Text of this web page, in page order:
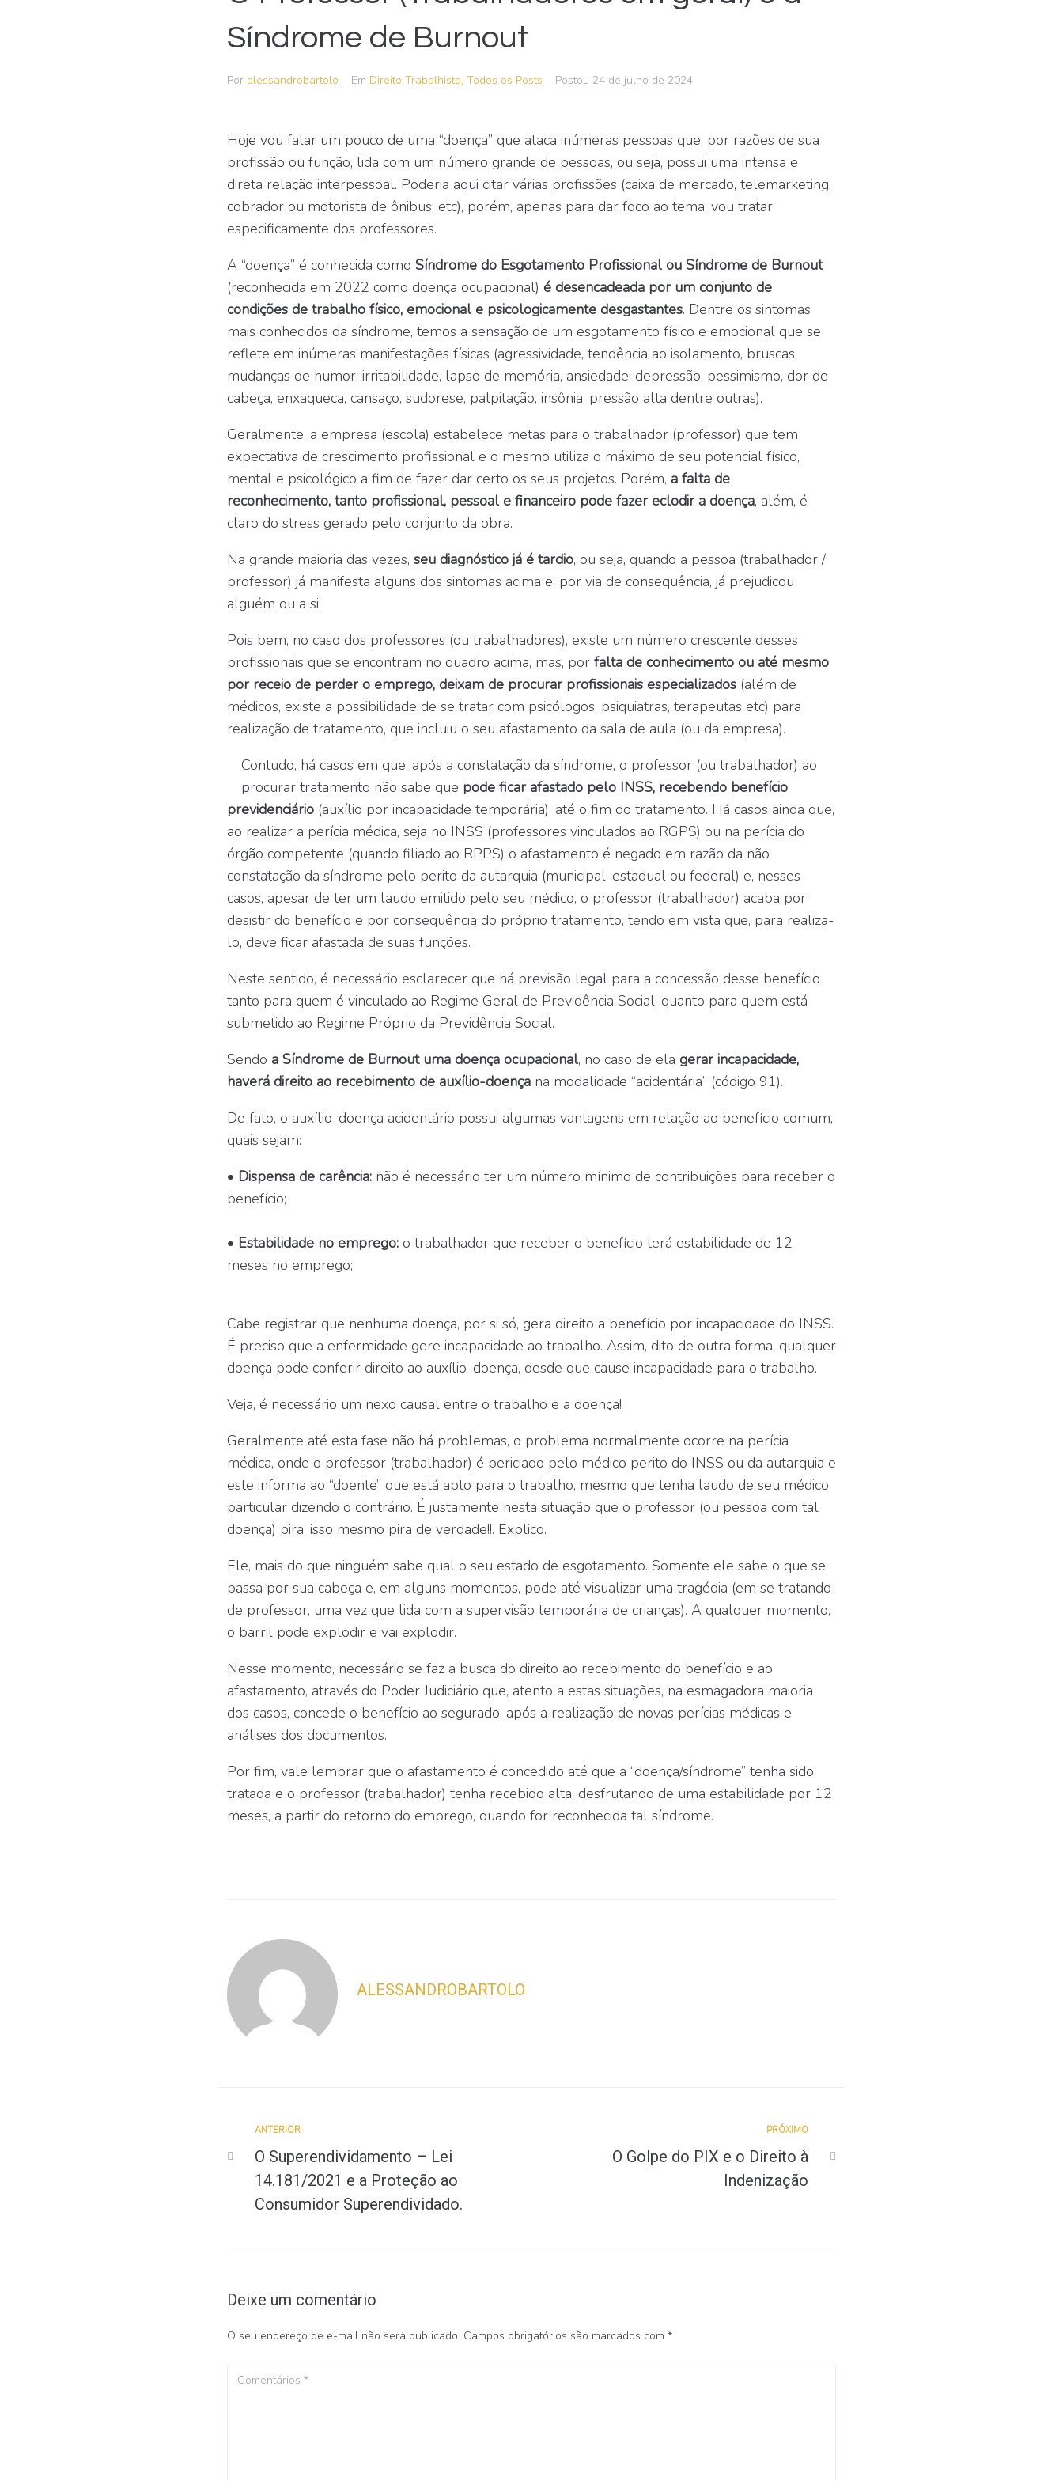
Síndrome de Burnout
Por alessandrobartolo Em Direito Trabalhista, Todos os Posts Postou 24 de julho de 2024
Hoje vou falar um pouco de uma “doença” que ataca inúmeras pessoas que, por razões de sua
profissão ou função, lida com um número grande de pessoas, ou seja, possui uma intensa e
direta relação interpessoal. Poderia aqui citar várias profissões (caixa de mercado, telemarketing,
cobrador ou motorista de ônibus, etc), porém, apenas para dar foco ao tema, vou tratar
especificamente dos professores.
A “doença” é conhecida como Síndrome do Esgotamento Profissional ou Síndrome de Burnout
(reconhecida em 2022 como doença ocupacional) é desencadeada por um conjunto de
condições de trabalho físico, emocional e psicologicamente desgastantes. Dentre os sintomas
mais conhecidos da síndrome, temos a sensação de um esgotamento físico e emocional que se
reflete em inúmeras manifestações físicas (agressividade, tendência ao isolamento, bruscas
mudanças de humor, irritabilidade, lapso de memória, ansiedade, depressão, pessimismo, dor de
cabeça, enxaqueca, cansaço, sudorese, palpitação, insônia, pressão alta dentre outras).
Geralmente, a empresa (escola) estabelece metas para o trabalhador (professor) que tem
expectativa de crescimento profissional e o mesmo utiliza o máximo de seu potencial físico,
mental e psicológico a fim de fazer dar certo os seus projetos. Porém, a falta de
reconhecimento, tanto profissional, pessoal e financeiro pode fazer eclodir a doença, além, é
claro do stress gerado pelo conjunto da obra.
Na grande maioria das vezes, seu diagnóstico já é tardio, ou seja, quando a pessoa (trabalhador /
professor) já manifesta alguns dos sintomas acima e, por via de consequência, já prejudicou
alguém ou a si.
Pois bem, no caso dos professores (ou trabalhadores), existe um número crescente desses
profissionais que se encontram no quadro acima, mas, por falta de conhecimento ou até mesmo
por receio de perder o emprego, deixam de procurar profissionais especializados (além de
médicos, existe a possibilidade de se tratar com psicólogos, psiquiatras, terapeutas etc) para
realização de tratamento, que incluiu o seu afastamento da sala de aula (ou da empresa).
Contudo, há casos em que, após a constatação da síndrome, o professor (ou trabalhador) ao
procurar tratamento não sabe que pode ficar afastado pelo INSS, recebendo benefício
previdenciário (auxílio por incapacidade temporária), até o fim do tratamento. Há casos ainda que,
ao realizar a perícia médica, seja no INSS (professores vinculados ao RGPS) ou na perícia do
órgão competente (quando filiado ao RPPS) o afastamento é negado em razão da não
constatação da síndrome pelo perito da autarquia (municipal, estadual ou federal) e, nesses
casos, apesar de ter um laudo emitido pelo seu médico, o professor (trabalhador) acaba por
desistir do benefício e por consequência do próprio tratamento, tendo em vista que, para realiza-
lo, deve ficar afastada de suas funções.
Neste sentido, é necessário esclarecer que há previsão legal para a concessão desse benefício
tanto para quem é vinculado ao Regime Geral de Previdência Social, quanto para quem está
submetido ao Regime Próprio da Previdência Social.
Sendo a Síndrome de Burnout uma doença ocupacional, no caso de ela gerar incapacidade,
haverá direito ao recebimento de auxílio-doença na modalidade “acidentária” (código 91).
De fato, o auxílio-doença acidentário possui algumas vantagens em relação ao benefício comum,
quais sejam:
• Dispensa de carência: não é necessário ter um número mínimo de contribuições para receber o
benefício;
• Estabilidade no emprego: o trabalhador que receber o benefício terá estabilidade de 12
meses no emprego;
Cabe registrar que nenhuma doença, por si só, gera direito a benefício por incapacidade do INSS.
É preciso que a enfermidade gere incapacidade ao trabalho. Assim, dito de outra forma, qualquer
doença pode conferir direito ao auxílio-doença, desde que cause incapacidade para o trabalho.
Veja, é necessário um nexo causal entre o trabalho e a doença!
Geralmente até esta fase não há problemas, o problema normalmente ocorre na perícia
médica, onde o professor (trabalhador) é periciado pelo médico perito do INSS ou da autarquia e
este informa ao “doente” que está apto para o trabalho, mesmo que tenha laudo de seu médico
particular dizendo o contrário. É justamente nesta situação que o professor (ou pessoa com tal
doença) pira, isso mesmo pira de verdade!!. Explico.
Ele, mais do que ninguém sabe qual o seu estado de esgotamento. Somente ele sabe o que se
passa por sua cabeça e, em alguns momentos, pode até visualizar uma tragédia (em se tratando
de professor, uma vez que lida com a supervisão temporária de crianças). A qualquer momento,
o barril pode explodir e vai explodir.
Nesse momento, necessário se faz a busca do direito ao recebimento do benefício e ao
afastamento, através do Poder Judiciário que, atento a estas situações, na esmagadora maioria
dos casos, concede o benefício ao segurado, após a realização de novas perícias médicas e
análises dos documentos.
Por fim, vale lembrar que o afastamento é concedido até que a “doença/síndrome” tenha sido
tratada e o professor (trabalhador) tenha recebido alta, desfrutando de uma estabilidade por 12
meses, a partir do retorno do emprego, quando for reconhecida tal síndrome.
ALESSANDROBARTOLO
ANTERIOR
O Superendividamento – Lei
14.181/2021 e a Proteção ao
Consumidor Superendividado.
PRÓXIMO
O Golpe do PIX e o Direito à
Indenização
Deixe um comentário
O seu endereço de e-mail não será publicado. Campos obrigatórios são marcados com *